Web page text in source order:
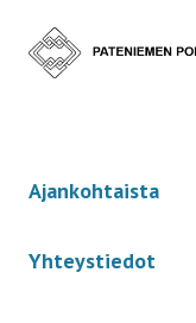
Etusivulle
Ajankohtaista
Yhteystiedot